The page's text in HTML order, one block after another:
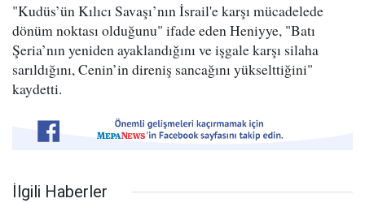
"Kudüs’ün Kılıcı Savaşı’nın İsrail'e karşı mücadelede
dönüm noktası olduğunu" ifade eden Heniyye, "Batı
Şeria’nın yeniden ayaklandığını ve işgale karşı silaha
sarıldığını, Cenin’in direniş sancağını yükselttiğini"
kaydetti.
İlgili Haberler